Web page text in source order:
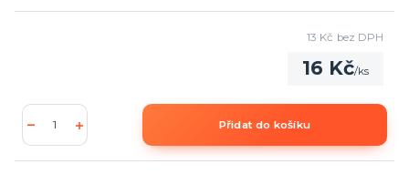
16 Kč/ks
13 Kč bez DPH
Přidat do košíku